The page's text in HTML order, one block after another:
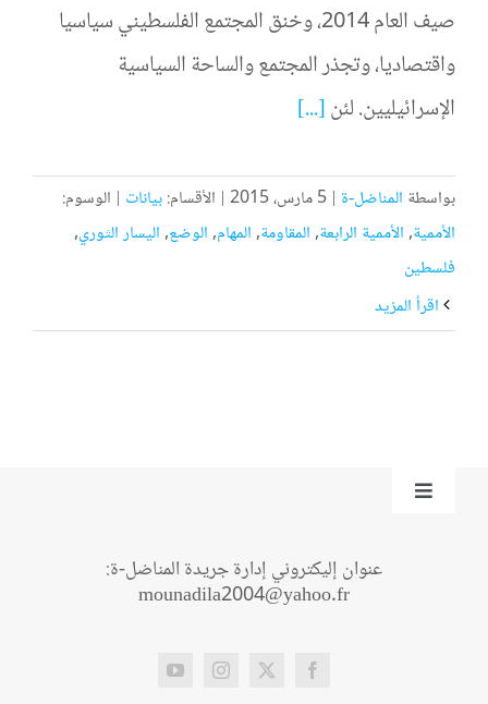
صيف العام 2014، وخنق المجتمع الفلسطيني سياسيا
واقتصاديا، وتجذر المجتمع والساحة السياسية
الإسرائيليين. لئن[...]
بواسطة المناضل-ة | 5 مارس، 2015 | الأقسام:بيانات | الوسوم:
الأممية,الأممية الرابعة,المقاومة,المهام,الوضع,اليسار الثوري,
فلسطين
Toggle
عنوان إليكتروني إدارة جريدة المناضل-ة:
mounadila2004@yahoo.fr